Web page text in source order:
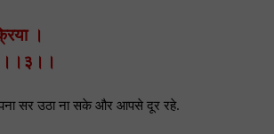
।
।।३।।
सर उठा ना सके और आपसे दूर रहे.